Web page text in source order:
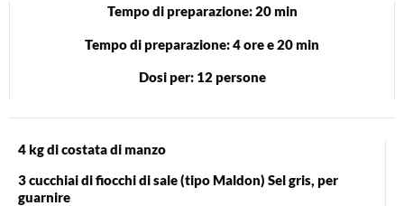
Tempo di preparazione: 20 min
Tempo di preparazione: 4 ore e 20 min
Dosi per: 12 persone
4 kg di costata di manzo
3 cucchiai di fiocchi di sale (tipo Maldon) Sel gris, per
guarnire